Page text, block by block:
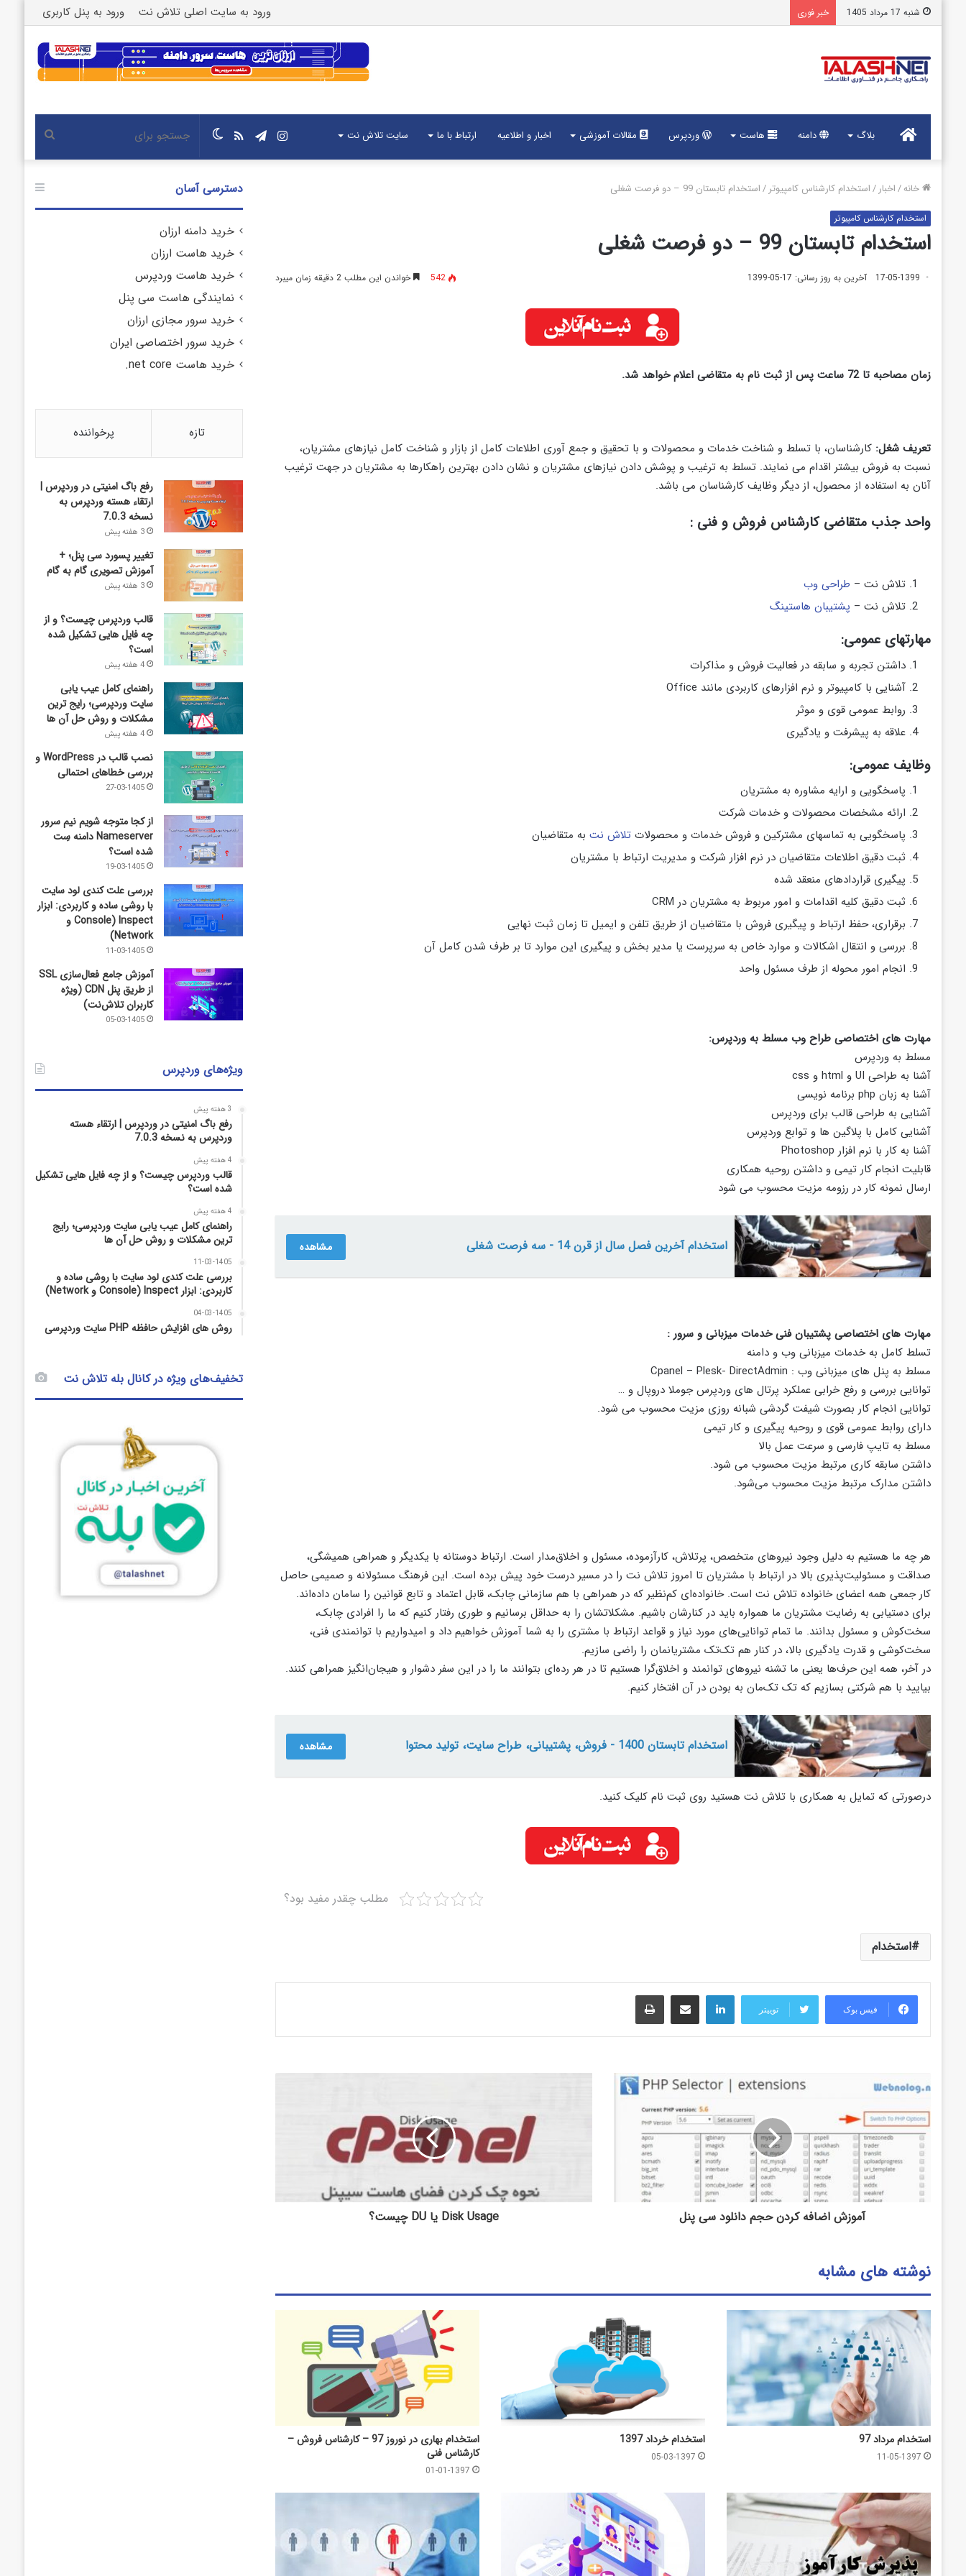
شنبه 17 مرداد 1405 خبر فوری ورود به سایت اصلی تلاش نت ورود به پنل کاربری
خانه بلاگ دامنه هاست وردپرس مقالات آموزشی اخبار و اطلاعیه ارتباط با ما سایت تلاش نت جستجو تغییر
پوسته
خوراکتلگرام
اینستاگرام
خانه/ اخبار / استخدام کارشناس کامپیوتر / استخدام تابستان 99 – دو فرصت شغلی
استخدام کارشناس کامپیوتر
استخدام تابستان 99 – دو فرصت شغلی
17-05-1399 آخرین به روز رسانی: 17-05-1399 542 خواندن این مطلب 2 دقیقه زمان میبرد
زمان مصاحبه تا 72 ساعت پس از ثبت نام به متقاضی اعلام خواهد شد.
تعريف شغل: کارشناسان، با تسلط و شناخت خدمات و محصولات و با تحقیق و جمع آوری اطلاعات کامل از بازار و شناخت کامل نیازهای مشتریان،
نسبت به فروش بیشتر اقدام می نمایند. تسلط به ترغیب و پوشش دادن نیازهای مشتریان و نشان دادن بهترین راهکارها به مشتریان در جهت ترغیب
آنان به استفاده از محصول، از دیگر وظایف کارشناسان می باشد.
واحد جذب متقاضی کارشناس فروش و فنی :
تلاش نت – طراحی وب
تلاش نت – پشتیبان هاستینگ
مهارتهای عمومی:
داشتن تجربه و سابقه در فعالیت فروش و مذاکرات
آشنایی با کامپیوتر و نرم افزارهای کاربردی مانند Office
روابط عمومی قوی و موثر
علاقه به پیشرفت و یادگیری
وظایف عمومی:
پاسخگویی و ارایه مشاوره به مشتریان
ارائه مشخصات محصولات و خدمات شرکت
پاسخگویی به تماسهای مشترکین و فروش خدمات و محصولات تلاش نتبه متقاضیان
ثبت دقیق اطلاعات متقاضیان در نرم افزار شرکت و مدیریت ارتباط با مشتریان
پیگیری قراردادهای منعقد شده
ثبت دقیق کلیه اقدامات و امور مربوط به مشتریان در CRM
برقراری، حفظ ارتباط و پیگیری فروش با متقاضیان از طریق تلفن و ایمیل تا زمان ثبت نهایی
بررسی و انتقال اشکالات و موارد خاص به سرپرست یا مدیر بخش و پیگیری این موارد تا بر طرف شدن کامل آن
انجام امور محوله از طرف مسئول واحد
مهارت های اختصاصی طراح وب مسلط به وردپرس:
مسلط به وردپرس
آشنا به طراحی UI و html و css
آشنا به زبان php برنامه نویسی
آشنایی به طراحی قالب برای وردپرس
آشنایی کامل با پلاگین ها و توابع وردپرس
آشنا به کار با نرم افزار Photoshop
قابلیت انجام کار تیمی و داشتن روحیه همکاری‎‎
ارسال نمونه کار در رزومه مزیت محسوب می شود
استخدام آخرین فصل سال از قرن 14 - سه فرصت شغلی مشاهده
مهارت های اختصاصی پشتیبان فنی خدمات میزبانی و سرور‎‎ :
تسلط کامل به خدمات میزبانی وب و دامنه
مسلط به پنل های میزبانی وب : Cpanel – Plesk- DirectAdmin
توانایی بررسی و رفع خرابی عملکرد پرتال های وردپرس جوملا دروپال و …
توانایی انجام کار بصورت شیفت گردشی شبانه روزی مزیت محسوب می شود.
دارای روابط عمومی قوی و روحیه پیگیری و کار تیمی
مسلط به تایپ فارسی و سرعت عمل بالا
داشتن سابقه کاری مرتبط مزیت محسوب می شود.
داشتن مدارک مرتبط مزیت محسوب می‌شود.‎
هر چه ما هستیم به دلیل وجود نیروهای متخصص، پرتلاش، کارآزموده، مسئول و اخلاق‌مدار است. ارتباط دوستانه با یکدیگر و همراهی همیشگی،
صداقت و مسئولیت‌پذیری بالا در ارتباط با مشتریان تا امروز تلاش نت را در مسیر درست خود پیش برده است. این فرهنگ مسئولانه و صمیمی حاصل
کار جمعی همه اعضای خانواده تلاش نت است. خانواده‌ای کم‌نظیر که در همراهی با هم سازمانی چابک، قابل اعتماد و تابع قوانین را سامان داده‌اند.
برای دستیابی به رضایت مشتریان ما همواره باید در کنارشان باشیم. مشکلاتشان را به حداقل برسانیم و طوری رفتار کنیم که ما را افرادی چابک،
سخت‌کوش و مسئول بدانند. ما تمام توانایی‌های مورد نیاز و قواعد ارتباط با مشتری را به شما آموزش خواهیم داد و امیدواریم با توانمندی‌ فنی،
سخت‌کوشی و قدرت یادگیری بالا، در کنار هم تک‌تک مشتریانمان را راضی سازیم.
در آخر، همه این حرف‌ها یعنی ما تشنه نیروهای توانمند و اخلاق‌گرا هستیم تا در هر رده‌ای بتوانند ما را در این سفر دشوار و هیجان‌انگیز همراهی کنند.
بیایید با هم شرکتی بسازیم که تک تک‌مان به بودن در آن افتخار کنیم.
استخدام تابستان 1400 - فروش، پشتیبانی، طراح سایت، تولید محتوا مشاهده
درصورتی که تمایل به همکاری با تلاش نت هستید روی ثبت نام کلیک کنید.
مطلب چقدر مفید بود؟
استخدام
فیس بوک توییتر
لینکدیناشتراک گذاری از طریق ایمیل چاپ
آموزش اضافه کردن حجم دانلود سی پنل Disk Usage یا DU چیست؟
نوشته های مشابه
استخدام مرداد 97
11-05-1397
استخدام خرداد 1397
05-03-1397
استخدام بهاری در نوروز 97 – کارشناس فروش –
کارشناس فنی
01-01-1397
دسترسی آسان
خرید دامنه ارزان
خرید هاست ارزان
خرید هاست وردپرس
نمایندگی هاست سی پنل
خرید سرور مجازی ارزان
خرید سرور اختصاصی ایران
خرید هاست net core.
تازه پرخواننده
رفع باگ امنیتی در وردپرس |
ارتقاء هسته وردپرس به
نسخه 7.0.3
3 هفته پیش
تغییر پسورد سی پنل؛ +
آموزش تصویری گام به گام
3 هفته پیش
قالب وردپرس چیست؟ و از
چه فایل­ هایی تشکیل شده
است؟
4 هفته پیش
راهنمای کامل عیب‌ یابی
سایت وردپرسی؛ رایج‌ ترین
مشکلات و روش حل آن‌ ها
4 هفته پیش
نصب قالب در WordPress و
بررسی خطاهای احتمالی
27-03-1405
از کجا متوجه شویم نیم ‌سرور
Nameserver دامنه سِت
شده است؟
19-03-1405
بررسی علت کندی لود سایت
با روشی ساده و کاربردی: ابزار
Inspect (Console و
Network)
11-03-1405
آموزش جامع فعال‌سازی SSL
از طریق پنل CDN (ویژه
کاربران تلاش‌نت)
05-03-1405
ویژه‌های وردپرس
3 هفته پیش
رفع باگ امنیتی در وردپرس | ارتقاء هسته
وردپرس به نسخه 7.0.3
4 هفته پیش
قالب وردپرس چیست؟ و از چه فایل­ هایی تشکیل
شده است؟
4 هفته پیش
راهنمای کامل عیب‌ یابی سایت وردپرسی؛ رایج‌
ترین مشکلات و روش حل آن‌ ها
11-03-1405
بررسی علت کندی لود سایت با روشی ساده و
کاربردی: ابزار Inspect (Console و Network)
04-03-1405
روش‌ های افزایش حافظه PHP سایت وردپرسی
تخفیف‌های ویژه در کانال بله تلاش نت